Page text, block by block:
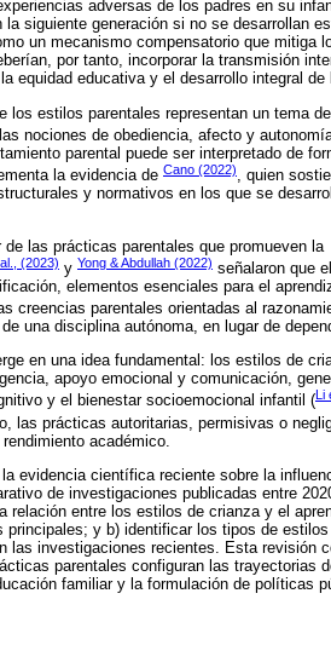
adversas de los padres en su
siguiente generación si no se desarrollan
un mecanismo compensatorio que mitiga
por tanto, incorporar la transmisión
equidad educativa y el desarrollo integral de
estilos parentales representan un tema
nociones de obediencia, afecto y
parental puede ser interpretado de
la evidencia de Cano (2022), quien
y normativos en los que se
las prácticas parentales que promueven la
(2023) y Yong & Abdullah (2022) señalaron que
elementos esenciales para el
creencias parentales orientadas al
una disciplina autónoma, en lugar de
en una idea fundamental: los estilos de
apoyo emocional y comunicación,
y el bienestar socioemocional infantil (Li
las prácticas autoritarias, permisivas o
académico.
evidencia científica reciente sobre la
de investigaciones publicadas entre
entre los estilos de crianza y el
y b) identificar los tipos de
las investigaciones recientes. Esta revisión
parentales configuran las trayectorias
familiar y la formulación de políticas